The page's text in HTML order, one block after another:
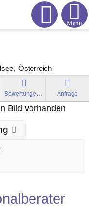
Menu
Österreich
Bewertungen Anfrage